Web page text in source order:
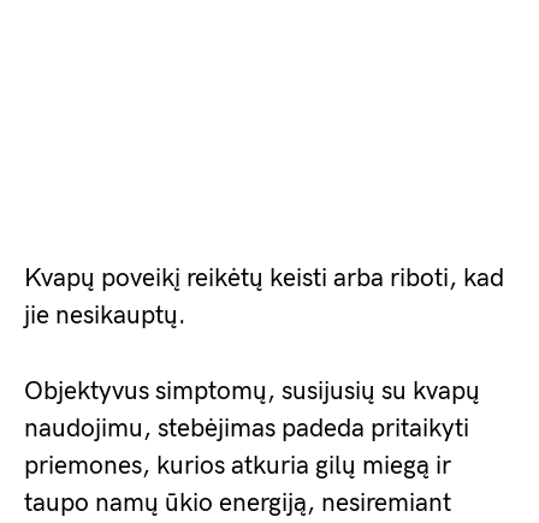
Kvapų poveikį reikėtų keisti arba riboti, kad
jie nesikauptų.
Objektyvus simptomų, susijusių su kvapų
naudojimu, stebėjimas padeda pritaikyti
priemones, kurios atkuria gilų miegą ir
taupo namų ūkio energiją, nesiremiant